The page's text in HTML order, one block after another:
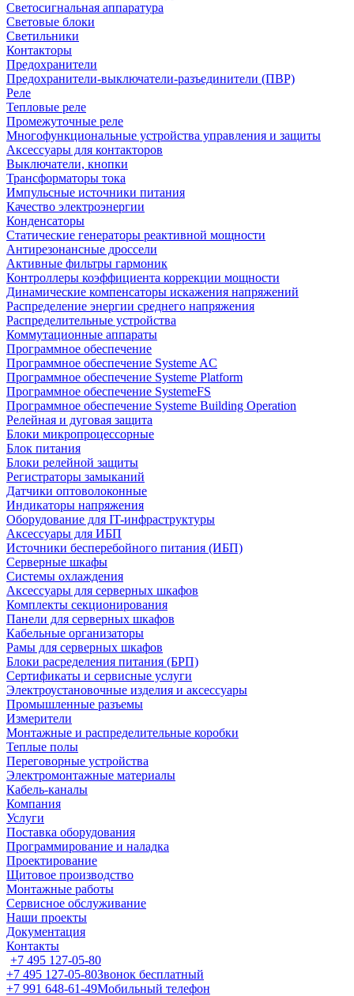
Светосигнальная аппаратура
Световые блоки
Светильники
Контакторы
Предохранители
Предохранители-выключатели-разъединители (ПВР)
Реле
Тепловые реле
Промежуточные реле
Многофункциональные устройства управления и защиты
Аксессуары для контакторов
Выключатели, кнопки
Трансформаторы тока
Импульсные источники питания
Качество электроэнергии
Конденсаторы
Статические генераторы реактивной мощности
Антирезонансные дроссели
Активные фильтры гармоник
Контроллеры коэффициента коррекции мощности
Динамические компенсаторы искажения напряжений
Распределение энергии среднего напряжения
Распределительные устройства
Коммутационные аппараты
Программное обеспечение
Программное обеспечение Systeme AC
Программное обеспечение Systeme Platform
Программное обеспечение SystemeFS
Программное обеспечение Systeme Building Operation
Релейная и дуговая защита
Блоки микропроцессорные
Блок питания
Блоки релейной защиты
Регистраторы замыканий
Датчики оптоволоконные
Индикаторы напряжения
Оборудование для IT-инфраструктуры
Аксессуары для ИБП
Источники бесперебойного питания (ИБП)
Серверные шкафы
Системы охлаждения
Аксессуары для серверных шкафов
Комплекты секционирования
Панели для серверных шкафов
Кабельные организаторы
Рамы для серверных шкафов
Блоки расределения питания (БРП)
Сертификаты и сервисные услуги
Электроустановочные изделия и аксессуары
Промышленные разъемы
Измерители
Монтажные и распределительные коробки
Теплые полы
Переговорные устройства
Электромонтажные материалы
Кабель-каналы
Компания
Услуги
Поставка оборудования
Программирование и наладка
Проектирование
Щитовое производство
Монтажные работы
Сервисное обслуживание
Наши проекты
Документация
Контакты
+7 495 127-05-80
+7 495 127-05-80Звонок бесплатный
+7 991 648-61-49Мобильный телефон